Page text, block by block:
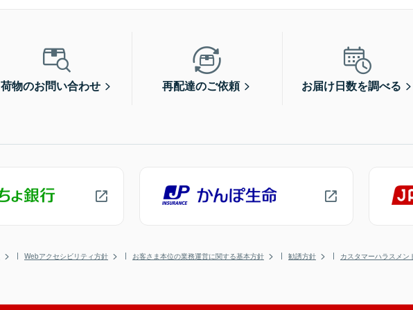
荷物のお問い合わせ 再配達のご依頼 お届け日数を調べる
Webアクセシビリティ方針 お客さま本位の業務運営に関する基本方針 勧誘方針 カスタマーハラスメン